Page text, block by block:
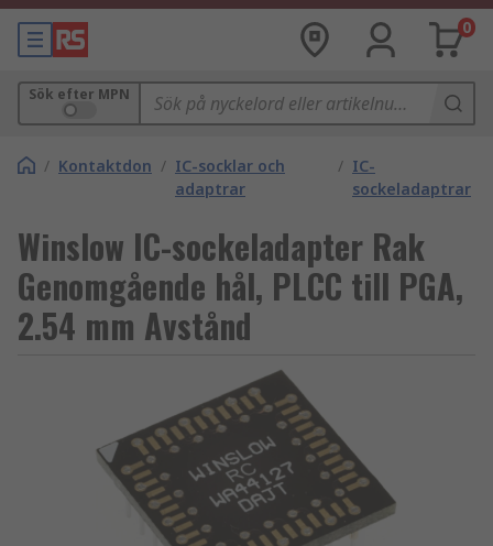
0
Sök efter MPN
/ Kontaktdon / IC-socklar och
adaptrar
/ IC-
sockeladaptrar
Winslow IC-sockeladapter Rak
Genomgående hål, PLCC till PGA,
2.54 mm Avstånd